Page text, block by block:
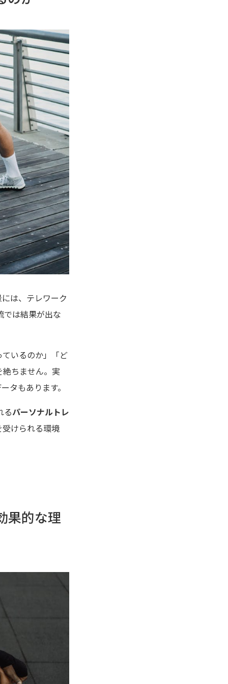
は、テレワーク
では結果が出な
いるのか」「ど
ちません。実
タもあります。
るパーソナルトレ
けられる環境
果的な理